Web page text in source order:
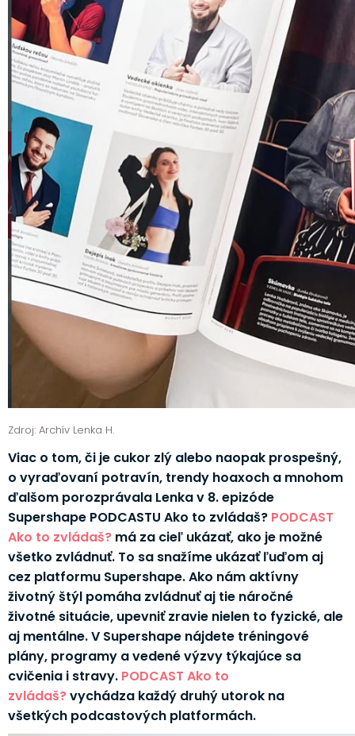
Zdroj: Archív Lenka H.
Viac o tom, či je cukor zlý alebo naopak prospešný,
o vyraďovaní potravín, trendy hoaxoch a mnohom
ďalšom porozprávala Lenka v 8. epizóde
Supershape PODCASTU Ako to zvládaš? PODCAST
Ako to zvládaš?má za cieľ ukázať, ako je možné
všetko zvládnuť. To sa snažíme ukázať ľuďom aj
cez platformu Supershape. Ako nám aktívny
životný štýl pomáha zvládnuť aj tie náročné
životné situácie, upevniť zravie nielen to fyzické, ale
aj mentálne. V Supershape nájdete tréningové
plány, programy a vedené výzvy týkajúce sa
cvičenia i stravy. PODCAST Ako to
zvládaš?vychádza každý druhý utorok na
všetkých podcastových platformách.